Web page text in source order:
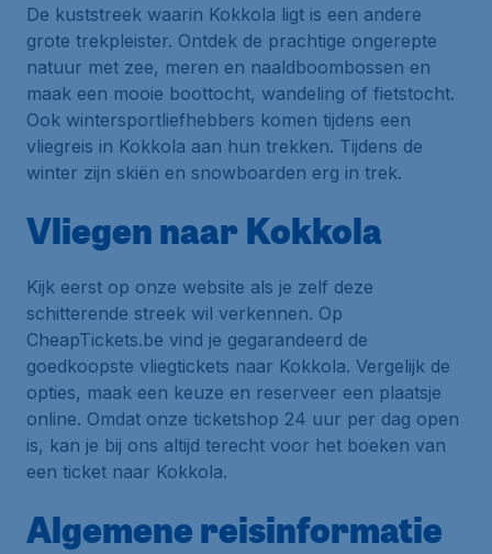
De kuststreek waarin Kokkola ligt is een andere
grote trekpleister. Ontdek de prachtige ongerepte
natuur met zee, meren en naaldboombossen en
maak een mooie boottocht, wandeling of fietstocht.
Ook wintersportliefhebbers komen tijdens een
vliegreis in Kokkola aan hun trekken. Tijdens de
winter zijn skiën en snowboarden erg in trek.
Vliegen naar Kokkola
Kijk eerst op onze website als je zelf deze
schitterende streek wil verkennen. Op
CheapTickets.be vind je gegarandeerd de
goedkoopste vliegtickets naar Kokkola. Vergelijk de
opties, maak een keuze en reserveer een plaatsje
online. Omdat onze ticketshop 24 uur per dag open
is, kan je bij ons altijd terecht voor het boeken van
een ticket naar Kokkola.
Algemene reisinformatie